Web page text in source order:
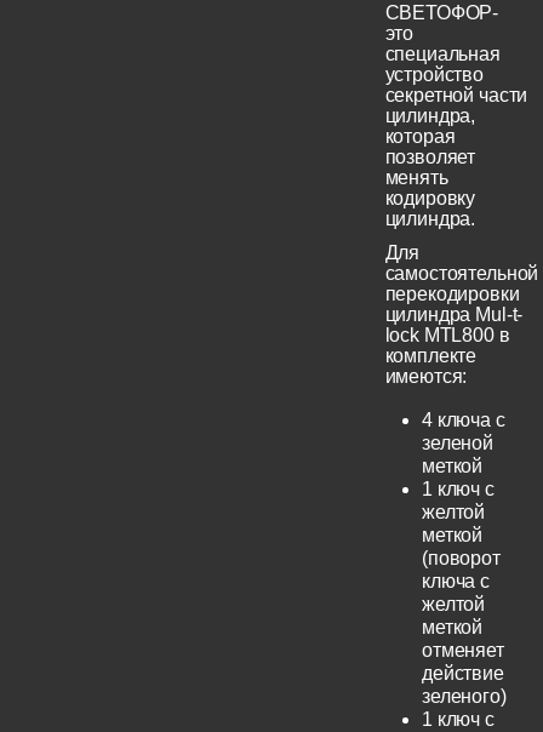
СВЕТОФОР-
это
специальная
устройство
секретной части
цилиндра,
которая
позволяет
менять
кодировку
цилиндра.
Для
самостоятельной
перекодировки
цилиндра Mul-t-
lock MTL800 в
комплекте
имеются:
4 ключа с
зеленой
меткой
1 ключ с
желтой
меткой
(поворот
ключа с
желтой
меткой
отменяет
действие
зеленого)
1 ключ с